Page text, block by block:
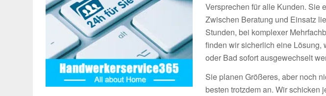
Versprechen für alle Kunden. Sie
Zwischen Beratung und Einsatz
Stunden, bei komplexer
finden wir sicherlich eine Lösung,
oder Bad sofort ausgewechselt
Sie planen Größeres, aber noch
besten trotzdem an. Wir schicken